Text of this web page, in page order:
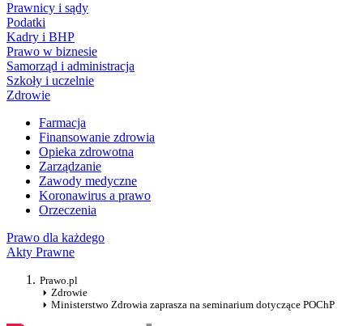
Prawnicy i sądy
Podatki
Kadry i BHP
Prawo w biznesie
Samorząd i administracja
Szkoły i uczelnie
Zdrowie
Farmacja
Finansowanie zdrowia
Opieka zdrowotna
Zarządzanie
Zawody medyczne
Koronawirus a prawo
Orzeczenia
Prawo dla każdego
Akty Prawne
Prawo.pl
Zdrowie
Ministerstwo Zdrowia zaprasza na seminarium dotyczące POChP